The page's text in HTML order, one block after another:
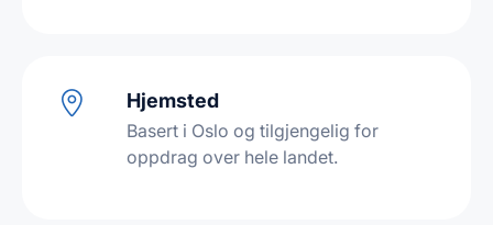
Hjemsted
Basert i Oslo og tilgjengelig for
oppdrag over hele landet.